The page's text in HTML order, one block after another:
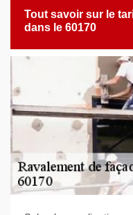
Tout savoir sur le
dans le 60170